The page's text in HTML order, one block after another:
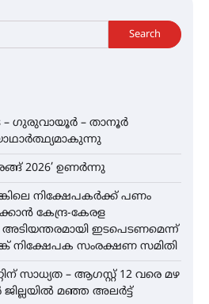
Search
– ഗുരുവായൂർ – താനൂർ
2026’ ഉണർന്നു
നിക്ഷേപകർക്ക് പണം
കേന്ദ്ര-കേരള
ഇടപെടണമെന്ന്
നിക്ഷേപക സംരക്ഷണ സമിതി
സാധ്യത – ആഗസ്റ്റ് 12 വരെ മഴ
മഞ്ഞ അലർട്ട്